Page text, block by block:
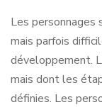
Les
mais parfois
développement.
mais dont les
définies. Les